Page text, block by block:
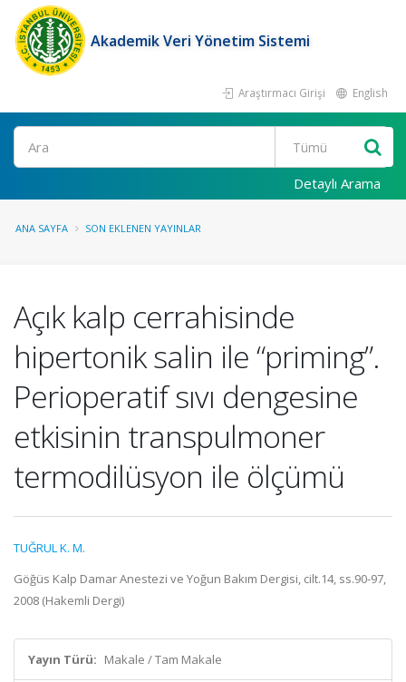
Akademik Veri Yönetim Sistemi
Araştırmacı Girişi English
Ara
Detaylı Arama
ANA SAYFA SON EKLENEN YAYINLAR
Açık kalp cerrahisinde
hipertonik salin ile “priming”.
Perioperatif sıvı dengesine
etkisinin transpulmoner
termodilüsyon ile ölçümü
TUĞRUL K. M.
Göğüs Kalp Damar Anestezi ve Yoğun Bakım Dergisi, cilt.14, ss.90-97,
2008 (Hakemli Dergi)
Yayın Türü: Makale / Tam Makale